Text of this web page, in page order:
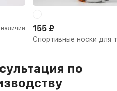
наличии
Спортивные носки для
155 ₽
по